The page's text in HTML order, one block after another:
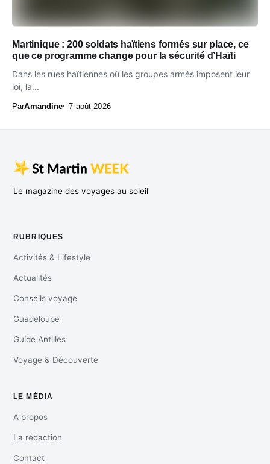
Martinique : 200 soldats haïtiens formés sur place, ce
que ce programme change pour la sécurité d’Haïti
Dans les rues haïtiennes où les groupes armés imposent leur
loi, la...
ParAmandine 7 août 2026
Le magazine des voyages au soleil
RUBRIQUES
Activités & Lifestyle
Actualités
Conseils voyage
Guadeloupe
Guide Antilles
Voyage & Découverte
LE MÉDIA
A propos
La rédaction
Contact